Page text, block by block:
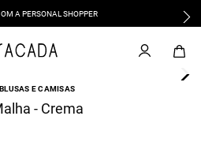
A PERSONAL SHOPPER
BLUSAS E CAMISAS
- Crema